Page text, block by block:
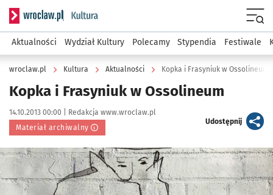
Serwis informacyjny wroclaw.pl podserwis: Kultura
Aktualności Wydział Kultury Polecamy Stypendia Festiwale
wroclaw.pl Kultura Aktualności Kopka i Frasyniuk w Ossolineum
Kopka i Frasyniuk w Ossolineum
Data publikacji:
14.10.2013 00:00 | Autor:
Redakcja www.wroclaw.pl
Materiał archiwalny
Udostępnijartykuł
Kliknij, aby powiększyć